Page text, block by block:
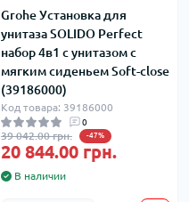
Grohe Установка для
унитаза SOLIDO Perfect
набор 4в1 с унитазом с
мягким сиденьем Soft-close
(39186000)
Код товара: 39186000
0
39 042.00 грн. -47%
20 844.00 грн.
В наличии